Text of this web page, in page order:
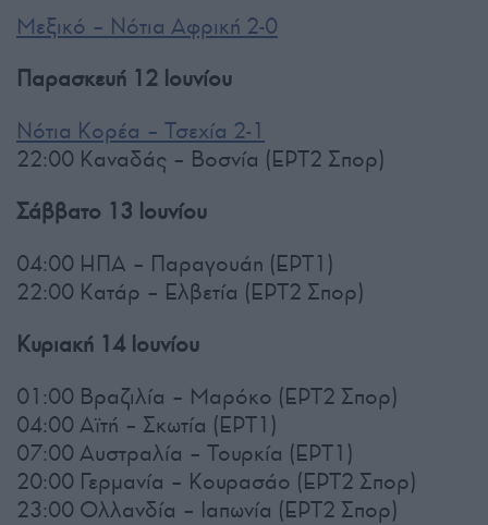
Μεξικό – Νότια Αφρική 2-0
Παρασκευή 12 Ιουνίου
Νότια Κορέα – Τσεχία 2-1
22:00 Καναδάς – Βοσνία (ΕΡΤ2 Σπορ)
Σάββατο 13 Ιουνίου
04:00 ΗΠΑ – Παραγουάη (ΕΡΤ1)
22:00 Κατάρ – Ελβετία (ΕΡΤ2 Σπορ)
Κυριακή 14 Ιουνίου
01:00 Βραζιλία – Μαρόκο (ΕΡΤ2 Σπορ)
04:00 Αϊτή – Σκωτία (ΕΡΤ1)
07:00 Αυστραλία – Τουρκία (ΕΡΤ1)
20:00 Γερμανία – Κουρασάο (ΕΡΤ2 Σπορ)
23:00 Ολλανδία – Ιαπωνία (ΕΡΤ2 Σπορ)